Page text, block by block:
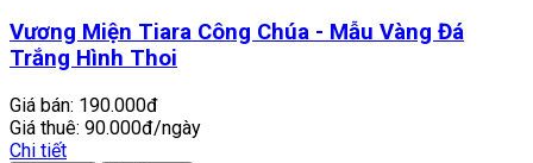
Vương Miện Tiara Công Chúa - Mẫu Vàng Đá
Trắng Hình Thoi
Giá bán: 190.000đ
Giá thuê: 90.000đ/ngày
Chi tiết